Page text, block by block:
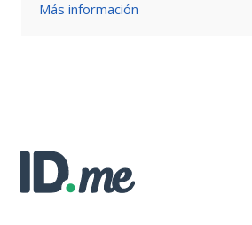
Más información